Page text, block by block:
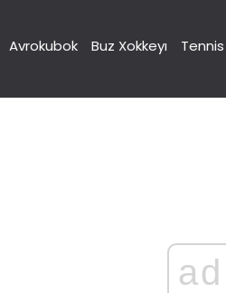
Avrokubok Buz Xokkeyı Tennis
ad